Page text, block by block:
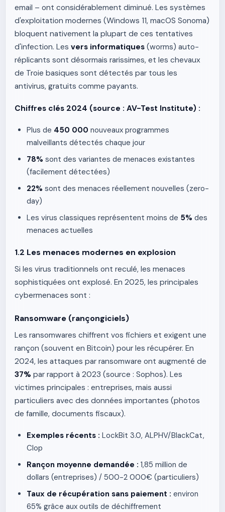
email – ont considérablement diminué. Les systèmes
d'exploitation modernes (Windows 11, macOS Sonoma)
bloquent nativement la plupart de ces tentatives
d'infection. Les vers informatiques (worms) auto-
réplicants sont désormais rarissimes, et les chevaux
de Troie basiques sont détectés par tous les
antivirus, gratuits comme payants.
Chiffres clés 2024 (source : AV-Test Institute) :
Plus de 450 000 nouveaux programmes
malveillants détectés chaque jour
78% sont des variantes de menaces existantes
(facilement détectées)
22% sont des menaces réellement nouvelles (zero-
day)
Les virus classiques représentent moins de 5% des
menaces actuelles
1.2 Les menaces modernes en explosion
Si les virus traditionnels ont reculé, les menaces
sophistiquées ont explosé. En 2025, les principales
cybermenaces sont :
Ransomware (rançongiciels)
Les ransomwares chiffrent vos fichiers et exigent une
rançon (souvent en Bitcoin) pour les récupérer. En
2024, les attaques par ransomware ont augmenté de
37% par rapport à 2023 (source : Sophos). Les
victimes principales : entreprises, mais aussi
particuliers avec des données importantes (photos
de famille, documents fiscaux).
Exemples récents : LockBit 3.0, ALPHV/BlackCat,
Clop
Rançon moyenne demandée : 1,85 million de
dollars (entreprises) / 500-2 000€ (particuliers)
Taux de récupération sans paiement : environ
65% grâce aux outils de déchiffrement